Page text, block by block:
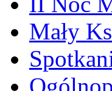
Mały